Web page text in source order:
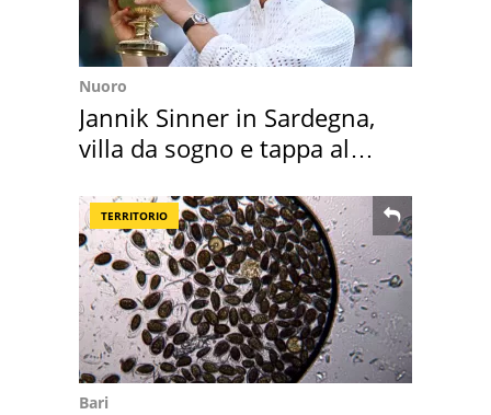
Nuoro
Jannik Sinner in Sardegna,
villa da sogno e tappa al
TERRITORIO
Bari